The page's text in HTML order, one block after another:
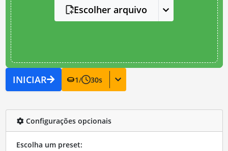
Escolher arquivo
INICIAR 1/ 30s
Configurações opcionais
Escolha um preset: